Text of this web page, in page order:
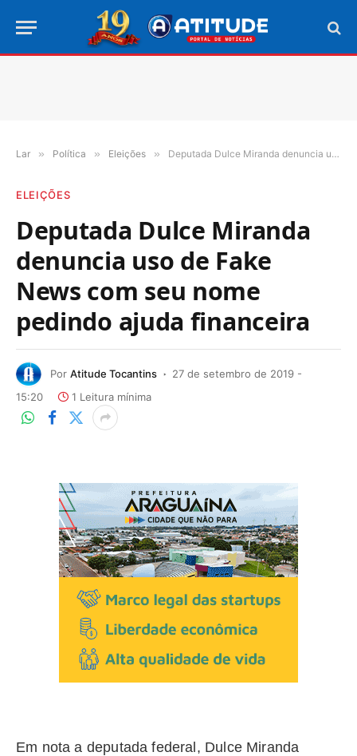
Lar » Política » Eleições » Deputada Dulce Miranda denuncia uso de Fake News com seu nome pedindo ajuda financeira
ELEIÇÕES
Deputada Dulce Miranda
denuncia uso de Fake
News com seu nome
pedindo ajuda financeira
Por Atitude Tocantins
27 de setembro de 2019 -
15:20
1 Leitura mínima
Em nota a deputada federal, Dulce Miranda